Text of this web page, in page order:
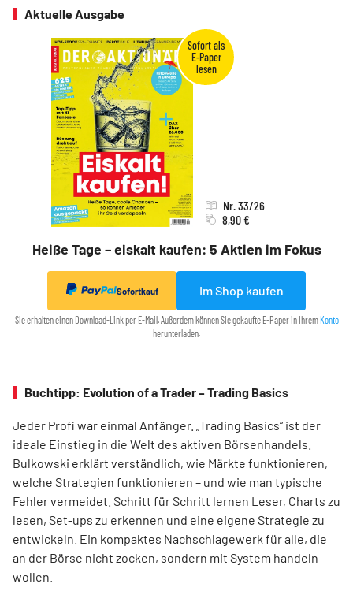
Aktuelle Ausgabe
Heiße Tage – eiskalt kaufen: 5 Aktien im Fokus
Nr. 33/26
8,90 €
Sofortkauf Im Shop kaufen
Sie erhalten einen Download-Link per E-Mail. Außerdem können Sie gekaufte E-Paper in Ihrem Konto
herunterladen.
Buchtipp: Evolution of a Trader – Trading Basics
Jeder Profi war einmal Anfänger. „Trading Basics“ ist der
ideale Einstieg in die Welt des aktiven Börsenhandels.
Bulkowski erklärt verständlich, wie Märkte funktionieren,
welche Strategien funktionieren – und wie man typische
Fehler vermeidet. Schritt für Schritt lernen Leser, Charts zu
lesen, Set-ups zu erkennen und eine eigene Strategie zu
entwickeln. Ein kompaktes Nachschlagewerk für alle, die
an der Börse nicht zocken, sondern mit System handeln
wollen.